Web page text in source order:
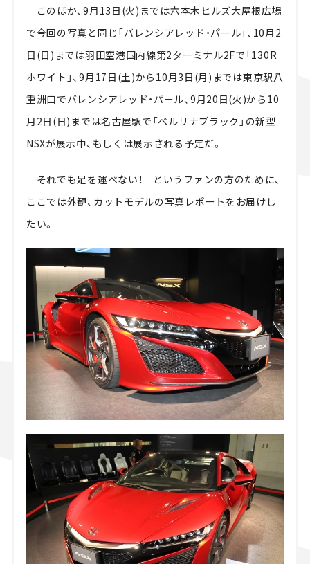
このほか、9月13日(火)までは六本木ヒルズ大屋根広場
で今回の写真と同じ「バレンシアレッド・パール」、10月2
日(日)までは羽田空港国内線第2ターミナル2Fで「130R
ホワイト」、9月17日(土)から10月3日(月)までは東京駅八
重洲口でバレンシアレッド・パール、9月20日(火)から10
月2日(日)までは名古屋駅で「ベルリナブラック」の新型
NSXが展示中、もしくは展示される予定だ。
それでも足を運べない！ というファンの方のために、
ここでは外観、カットモデルの写真レポートをお届けし
たい。